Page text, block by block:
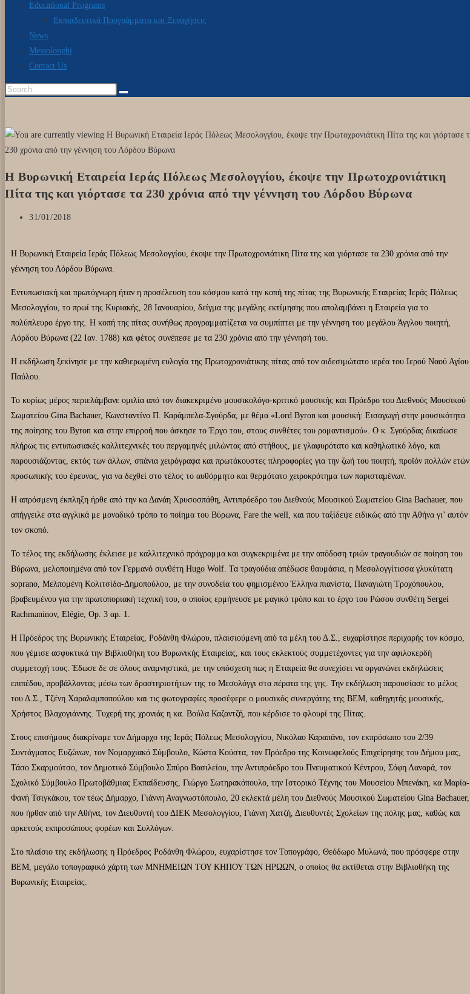
Educational Programs
Εκπαιδευτικά Προγράμματα και Ξεναγήσεις
News
Messolonghi
Contact Us
Η Βυρωνική Εταιρεία Ιεράς Πόλεως Μεσολογγίου, έκοψε την Πρωτοχρονιάτικη
Πίτα της και γιόρτασε τα 230 χρόνια από την γέννηση του Λόρδου Βύρωνα
31/01/2018
Η Βυρωνική Εταιρεία Ιεράς Πόλεως Μεσολογγίου, έκοψε την Πρωτοχρονιάτικη Πίτα της και γιόρτασε τα 230 χρόνια από την
γέννηση του Λόρδου Βύρωνα.
Εντυπωσιακή και πρωτόγνωρη ήταν η προσέλευση του κόσμου κατά την κοπή της πίτας της Βυρωνικής Εταιρείας Ιεράς Πόλεως
Μεσολογγίου, το πρωί της Κυριακής, 28 Ιανουαρίου, δείγμα της μεγάλης εκτίμησης που απολαμβάνει η Εταιρεία για το
πολύπλευρο έργο της. Η κοπή της πίτας συνήθως προγραμματίζεται να συμπίπτει με την γέννηση του μεγάλου Άγγλου ποιητή,
Λόρδου Βύρωνα (22 Ιαν. 1788) και φέτος συνέπεσε με τα 230 χρόνια από την γέννησή του.
Η εκδήλωση ξεκίνησε με την καθιερωμένη ευλογία της Πρωτοχρονιάτικης πίτας από τον αιδεσιμώτατο ιερέα του Ιερού Ναού Αγίου
Παύλου.
Το κυρίως μέρος περιελάμβανε ομιλία από τον διακεκριμένο μουσικολόγο-κριτικό μουσικής και Πρόεδρο του Διεθνούς Μουσικού
Σωματείου Gina Bachauer, Κωνσταντίνο Π. Καράμπελα-Σγούρδα, με θέμα «Lord Byron και μουσική: Εισαγωγή στην μουσικότητα
της ποίησης του Byron και στην επιρροή που άσκησε το Έργο του, στους συνθέτες του ρομαντισμού». Ο κ. Σγούρδας δικαίωσε
πλήρως τις εντυπωσιακές καλλιτεχνικές του περγαμηνές μιλώντας από στήθους, με γλαφυρότατο και καθηλωτικό λόγο, και
παρουσιάζοντας, εκτός των άλλων, σπάνια χειρόγραφα και πρωτάκουστες πληροφορίες για την ζωή του ποιητή, προϊόν πολλών ετών
προσωπικής του έρευνας, για να δεχθεί στο τέλος το αυθόρμητο και θερμότατο χειροκρότημα των παρισταμένων.
Η απρόσμενη έκπληξη ήρθε από την κα Δανάη Χρυσοσπάθη, Αντιπρόεδρο του Διεθνούς Μουσικού Σωματείου Gina Bachauer, που
απήγγειλε στα αγγλικά με μοναδικό τρόπο το ποίημα του Βύρωνα, Fare the well, και που ταξίδεψε ειδικώς από την Αθήνα γι’ αυτόν
τον σκοπό.
Το τέλος της εκδήλωσης έκλεισε με καλλιτεχνικό πρόγραμμα και συγκεκριμένα με την απόδοση τριών τραγουδιών σε ποίηση του
Βύρωνα, μελοποιημένα από τον Γερμανό συνθέτη Hugo Wolf. Τα τραγούδια απέδωσε θαυμάσια, η Μεσολογγίτισσα γλυκύτατη
soprano, Μελπομένη Κολιτσίδα-Δημοπούλου, με την συνοδεία του φημισμένου Έλληνα πιανίστα, Παναγιώτη Τροχόπουλου,
βραβευμένου για την πρωτοποριακή τεχνική του, ο οποίος ερμήνευσε με μαγικό τρόπο και το έργο του Ρώσου συνθέτη Sergei
Rachmaninov, Elégie, Op. 3 αρ. 1.
Η Πρόεδρος της Βυρωνικής Εταιρείας, Ροδάνθη Φλώρου, πλαισιούμενη από τα μέλη του Δ.Σ., ευχαρίστησε περιχαρής τον κόσμο,
που γέμισε ασφυκτικά την Βιβλιοθήκη του Βυρωνικής Εταιρείας, και τους εκλεκτούς συμμετέχοντες για την αφιλοκερδή
συμμετοχή τους. Έδωσε δε σε όλους αναμνηστικά, με την υπόσχεση πως η Εταιρεία θα συνεχίσει να οργανώνει εκδηλώσεις
επιπέδου, προβάλλοντας μέσω των δραστηριοτήτων της το Μεσολόγγι στα πέρατα της γης. Την εκδήλωση παρουσίασε το μέλος
του Δ.Σ., Τζένη Χαραλαμποπούλου και τις φωτογραφίες προσέφερε ο μουσικός συνεργάτης της ΒΕΜ, καθηγητής μουσικής,
Χρήστος Βλαχογιάννης. Τυχερή της χρονιάς η κα. Βούλα Καζαντζή, που κέρδισε το φλουρί της Πίτας.
Στους επισήμους διακρίναμε τον Δήμαρχο της Ιεράς Πόλεως Μεσολογγίου, Νικόλαο Καραπάνο, τον εκπρόσωπο του 2/39
Συντάγματος Ευζώνων, τον Νομαρχιακό Σύμβουλο, Κώστα Κούστα, τον Πρόεδρο της Κοινωφελούς Επιχείρησης του Δήμου μας,
Τάσο Σκαρμούτσο, τον Δημοτικό Σύμβουλο Σπύρο Βασιλείου, την Αντιπρόεδρο του Πνευματικού Κέντρου, Σόφη Λαναρά, τον
Σχολικό Σύμβουλο Πρωτοβάθμιας Εκπαίδευσης, Γιώργο Σωτηρακόπουλο, την Ιστορικό Τέχνης του Μουσείου Μπενάκη, κα Μαρία-
Φανή Τσιγκάκου, τον τέως Δήμαρχο, Γιάννη Αναγνωστόπουλο, 20 εκλεκτά μέλη του Διεθνούς Μουσικού Σωματείου Gina Bachauer,
που ήρθαν από την Αθήνα, τον Διευθυντή του ΔΙΕΚ Μεσολογγίου, Γιάννη Χατζή, Διευθυντές Σχολείων της πόλης μας, καθώς και
αρκετούς εκπροσώπους φορέων και Συλλόγων.
Στο πλαίσιο της εκδήλωσης η Πρόεδρος Ροδάνθη Φλώρου, ευχαρίστησε τον Τοπογράφο, Θεόδωρο Μυλωνά, που πρόσφερε στην
ΒΕΜ, μεγάλο τοπογραφικό χάρτη των ΜΝΗΜΕΙΩΝ ΤΟΥ ΚΗΠΟΥ ΤΩΝ ΗΡΩΩΝ, ο οποίος θα εκτίθεται στην Βιβλιοθήκη της
Βυρωνικής Εταιρείας.